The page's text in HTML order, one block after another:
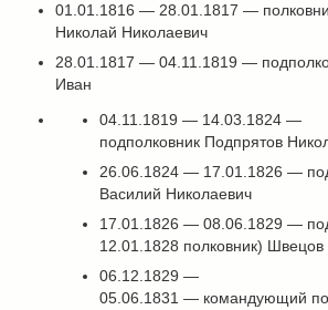
01.01.1816 — 28.01.1817 —
Николай Николаевич
28.01.1817 — 04.11.1819 —
Иван
04.11.1819 — 14.03.1824 —
подполковник Подпрятов
26.06.1824 — 17.01.1826 —
Василий Николаевич
17.01.1826 — 08.06.1829 —
12.01.1828 полковник)
06.12.1829 —
05.06.1831 — командующий